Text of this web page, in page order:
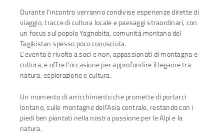
Durante l’incontro verranno condivise esperienze dirette di
viaggio, tracce di cultura locale e paesaggi straordinari, con
un focus sul popolo Yagnobita, comunità montana del
Tagikistan spesso poco conosciuta.
L’evento è rivolto a soci e non, appassionati di montagna e
cultura, e offre l’occasione per approfondire il legame tra
natura, esplorazione e cultura.
Un momento di arricchimento che promette di portarci
lontano, sulle montagne dell’Asia centrale, restando con i
piedi ben piantati nella nostra passione per le Alpi e la
natura.